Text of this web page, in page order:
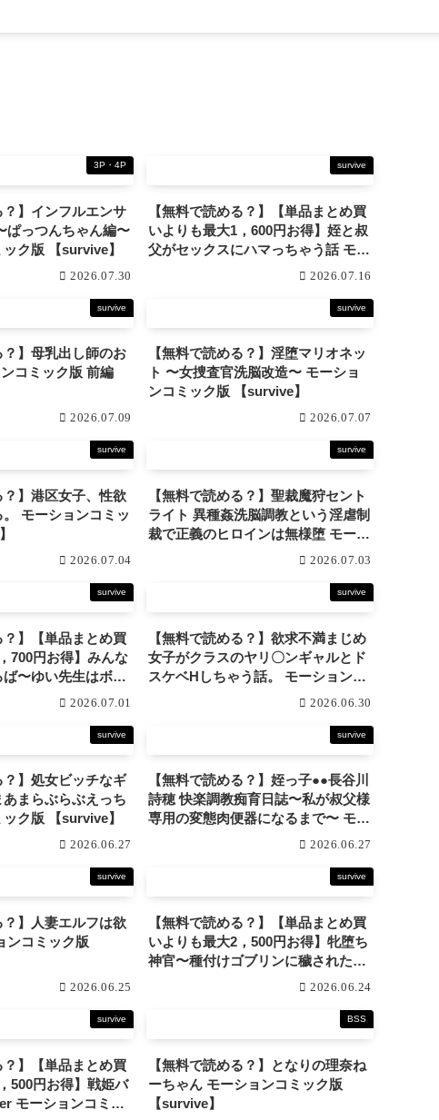
3P・4P
】インフルエンサ
ぱっつんちゃん編〜
ク版 【survive】
2026.07.30
survive
【無料で読める？】【単品まとめ買
いよりも最大1，600円お得】姪と叔
父がセックスにハマっちゃう話 モー
ションコミック版 DX 【survive】
2026.07.16
survive
】母乳出し師のお
2026.07.09
survive
【無料で読める？】淫堕マリオネッ
ト 〜女捜査官洗脳改造〜 モーショ
ンコミック版 【survive】
2026.07.07
survive
】港区女子、性欲
ッ
2026.07.04
survive
【無料で読める？】聖裁魔狩セント
ライト 異種姦洗脳調教という淫虐制
裁で正義のヒロインは無様堕 モーシ
ョンコミック版 【survive】2026.07.03
survive
】【単品まとめ買
700円お得】みんな
〜ゆい先生はボク
2026.07.01
survive
【無料で読める？】欲求不満まじめ
女子がクラスのヤリ〇ンギャルとド
スケベHしちゃう話。 モーションコ
2026.06.30
survive
】処女ビッチなギ
まらぶらぶえっち
ク版 【survive】
2026.06.27
survive
【無料で読める？】姪っ子●●長谷川
詩穂 快楽調教痴育日誌〜私が叔父様
専用の変態肉便器になるまで〜 モー
ションコミック版 【survive】2026.06.27
survive
】人妻エルフは欲
2026.06.25
survive
【無料で読める？】【単品まとめ買
いよりも最大2，500円お得】牝堕ち
神官〜種付けゴブリンに穢された聖
2026.06.24
survive
】【単品まとめ買
500円お得】戦姫バ
モーションコミッ
BSS
【無料で読める？】となりの理奈ね
ーちゃん モーションコミック版
【survive】